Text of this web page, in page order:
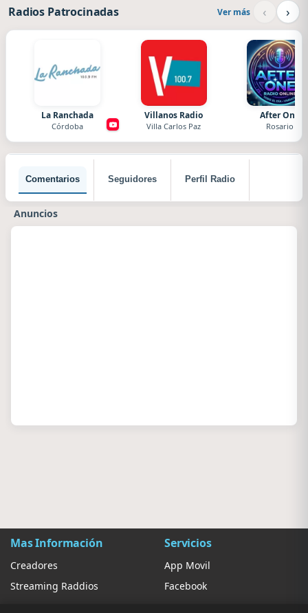
Radios Patrocinadas Ver más ‹ ›
La Ranchada
Córdoba
Villanos Radio
Villa Carlos Paz
After One
Rosario
Comentarios Seguidores Perfil Radio
Anuncios
Mas Información
Creadores
Streaming Raddios
Servicios
App Movil
Facebook